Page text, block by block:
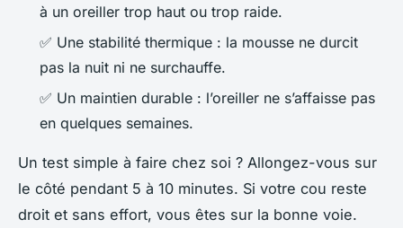
à un oreiller trop haut ou trop raide.
✅ Une stabilité thermique : la mousse ne durcit
pas la nuit ni ne surchauffe.
✅ Un maintien durable : l’oreiller ne s’affaisse pas
en quelques semaines.
Un test simple à faire chez soi ? Allongez-vous sur
le côté pendant 5 à 10 minutes. Si votre cou reste
droit et sans effort, vous êtes sur la bonne voie.